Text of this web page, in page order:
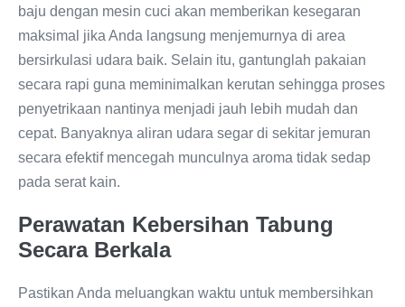
baju dengan mesin cuci akan memberikan kesegaran
maksimal jika Anda langsung menjemurnya di area
bersirkulasi udara baik. Selain itu, gantunglah pakaian
secara rapi guna meminimalkan kerutan sehingga proses
penyetrikaan nantinya menjadi jauh lebih mudah dan
cepat. Banyaknya aliran udara segar di sekitar jemuran
secara efektif mencegah munculnya aroma tidak sedap
pada serat kain.
Perawatan Kebersihan Tabung
Secara Berkala
Pastikan Anda meluangkan waktu untuk membersihkan